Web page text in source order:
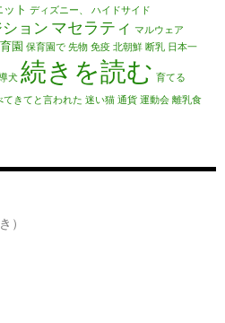
ト ディズニー、
ハイドサイド
ョン マセラティ マルウェア
園 保育園で 先物 免疫 北朝鮮 断乳 日本一
犬 続きを読む 育てる
てきてと言われた 迷い猫 通貨 運動会 離乳食
）